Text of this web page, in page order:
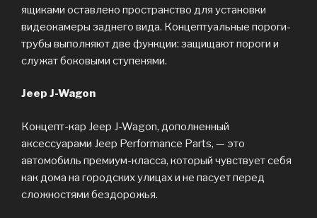
ящиками оставлено пространство для установки
видеокамеры заднего вида. Концептуальные пороги-
трубы выполняют две функции: защищают пороги и
служат боковыми ступенями.
Jeep J-Wagon
Концепт-кар Jeep J-Wagon, дополненный
аксессуарами Jeep Performance Parts, — это
автомобиль премиум-класса, который чувствует себя
как дома на городских улицах и не пасует перед
сложностями бездорожья.